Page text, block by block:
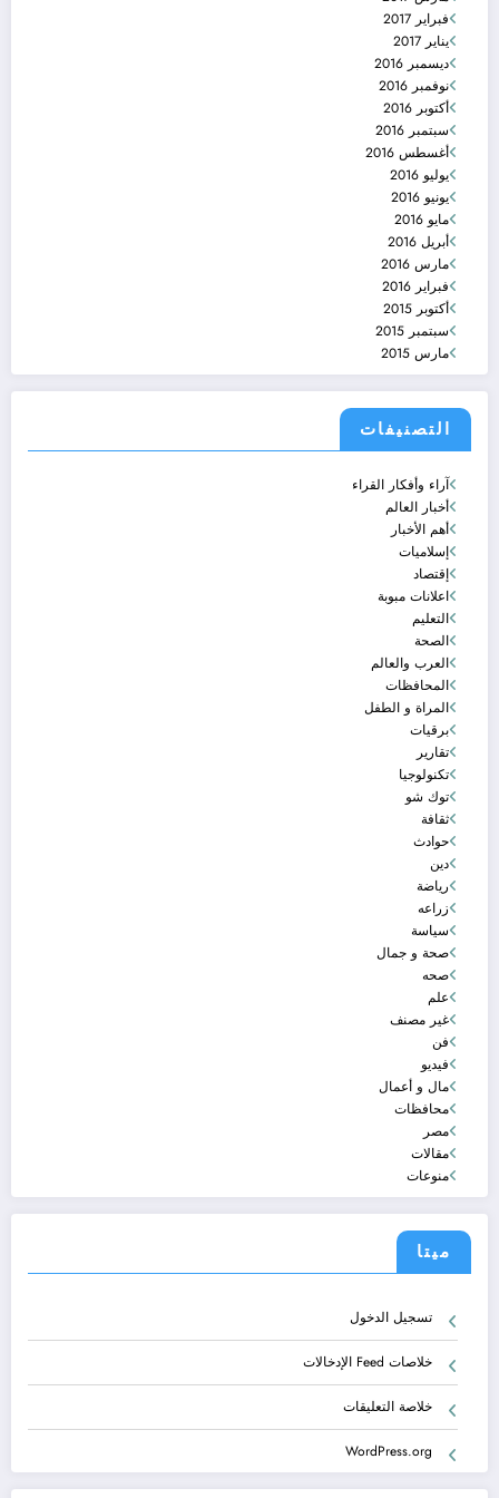
فبراير 2017
يناير 2017
ديسمبر 2016
نوفمبر 2016
أكتوبر 2016
سبتمبر 2016
أغسطس 2016
يوليو 2016
يونيو 2016
مايو 2016
أبريل 2016
مارس 2016
فبراير 2016
أكتوبر 2015
سبتمبر 2015
مارس 2015
التصنيفات
آراء وأفكار القراء
أخبار العالم
أهم الأخبار
إسلاميات
إقتصاد
اعلانات مبوبة
التعليم
الصحة
العرب والعالم
المحافظات
المراة و الطفل
برقيات
تقارير
تكنولوجيا
توك شو
ثقافة
حوادث
دين
رياضة
زراعه
سياسة
صحة و جمال
صحه
علم
غير مصنف
فن
فيديو
مال و أعمال
محافظات
مصر
مقالات
منوعات
ميتا
تسجيل الدخول
خلاصات Feed الإدخالات
خلاصة التعليقات
WordPress.org